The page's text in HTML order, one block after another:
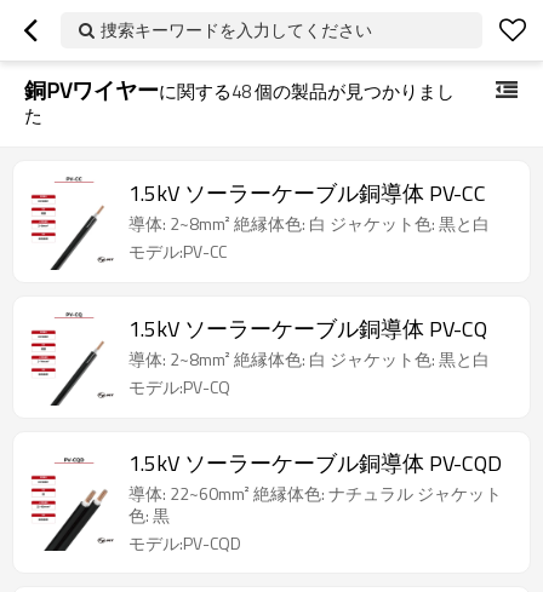
捜索キーワードを入力してください
銅PVワイヤーに関する48個の製品が見つかりまし
た
1.5kV ソーラーケーブル銅導体 PV-CC
導体: 2~8mm² 絶縁体色: 白 ジャケット色: 黒と白
モデル:PV-CC
1.5kV ソーラーケーブル銅導体 PV-CQ
導体: 2~8mm² 絶縁体色: 白 ジャケット色: 黒と白
モデル:PV-CQ
1.5kV ソーラーケーブル銅導体 PV-CQD
導体: 22~60mm² 絶縁体色: ナチュラル ジャケット
色: 黒
モデル:PV-CQD